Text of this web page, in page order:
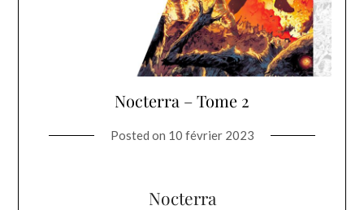
Nocterra – Tome 2
Posted on 10 février 2023
Nocterra